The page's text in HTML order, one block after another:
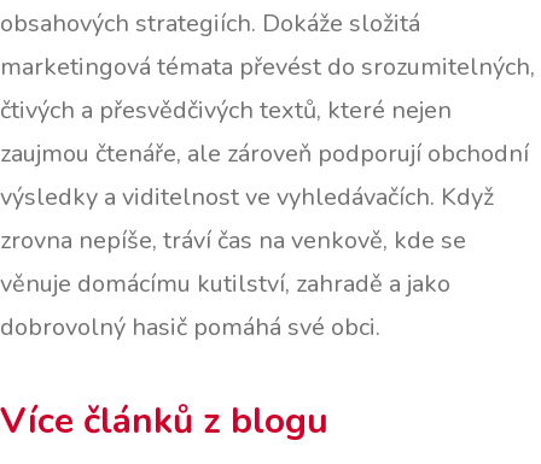
obsahových strategiích. Dokáže složitá
marketingová témata převést do srozumitelných,
čtivých a přesvědčivých textů, které nejen
zaujmou čtenáře, ale zároveň podporují obchodní
výsledky a viditelnost ve vyhledávačích. Když
zrovna nepíše, tráví čas na venkově, kde se
věnuje domácímu kutilství, zahradě a jako
dobrovolný hasič pomáhá své obci.
Více článků z blogu